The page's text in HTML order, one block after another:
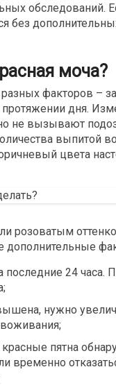
обследований.
без
моча?
факторов –
дня.
не вызывают
цвета
розоватым
дополнительные
последние 24 часа.
нужно
пятна
временно